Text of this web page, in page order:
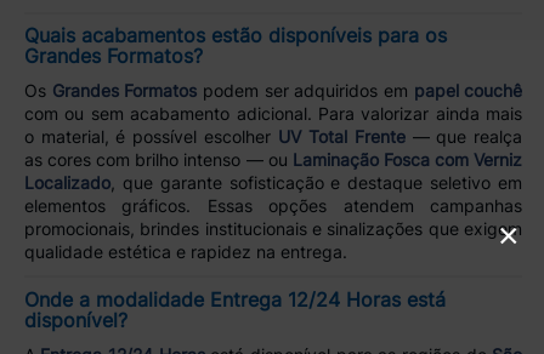
Quais acabamentos estão disponíveis para os
Grandes Formatos?
Os Grandes Formatos podem ser adquiridos em papel couchê
com ou sem acabamento adicional. Para valorizar ainda mais
o material, é possível escolher UV Total Frente— que realça
as cores com brilho intenso — ou Laminação Fosca com Verniz
Localizado, que garante sofisticação e destaque seletivo em
elementos gráficos. Essas opções atendem campanhas
promocionais, brindes institucionais e sinalizações que exigem
qualidade estética e rapidez na entrega.
Onde a modalidade Entrega 12/24 Horas está
disponível?
×